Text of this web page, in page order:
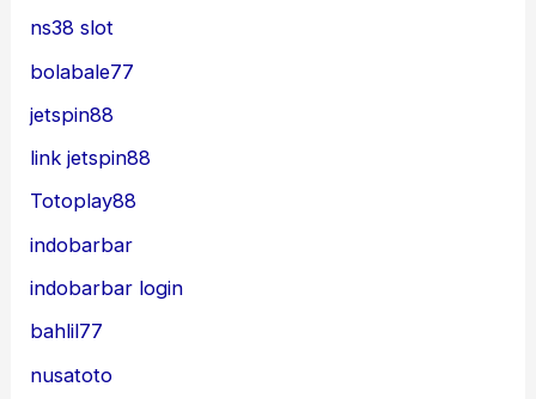
ns38 slot
bolabale77
jetspin88
link jetspin88
Totoplay88
indobarbar
indobarbar login
bahlil77
nusatoto